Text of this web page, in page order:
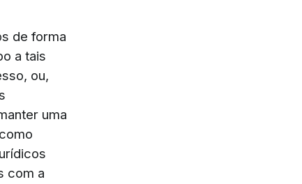
de forma
a tais
ou,
uma
com a